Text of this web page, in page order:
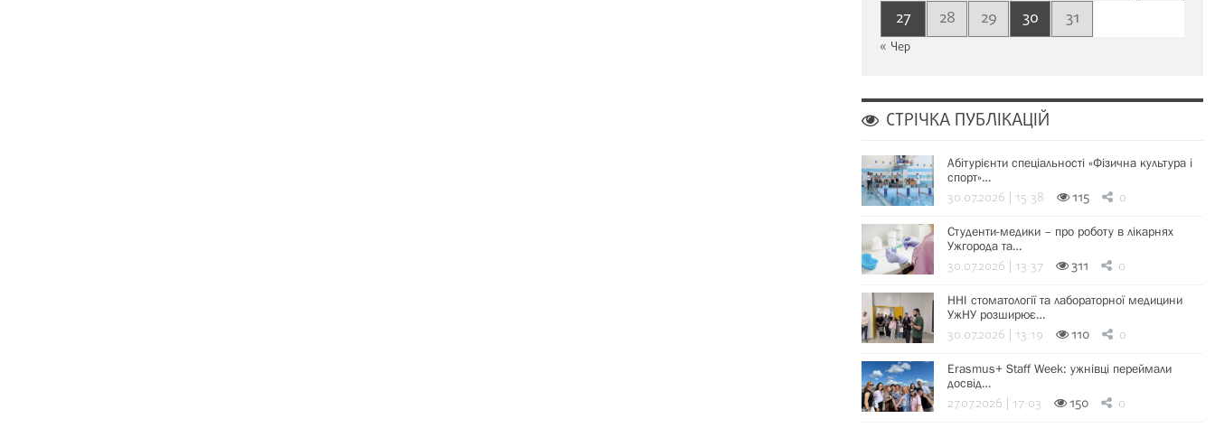
27
28 29 30 31
« Чер
СТРІЧКА ПУБЛІКАЦІЙ
Абітурієнти спеціальності «Фізична культура і
спорт»…
30.07.2026 | 15:38 115 0
Студенти-медики – про роботу в лікарнях
Ужгорода та…
30.07.2026 | 13:37 311 0
ННІ стоматології та лабораторної медицини
УжНУ розширює…
30.07.2026 | 13:19 110 0
Erasmus+ Staff Week: ужнівці переймали
досвід…
27.07.2026 | 17:03 150 0